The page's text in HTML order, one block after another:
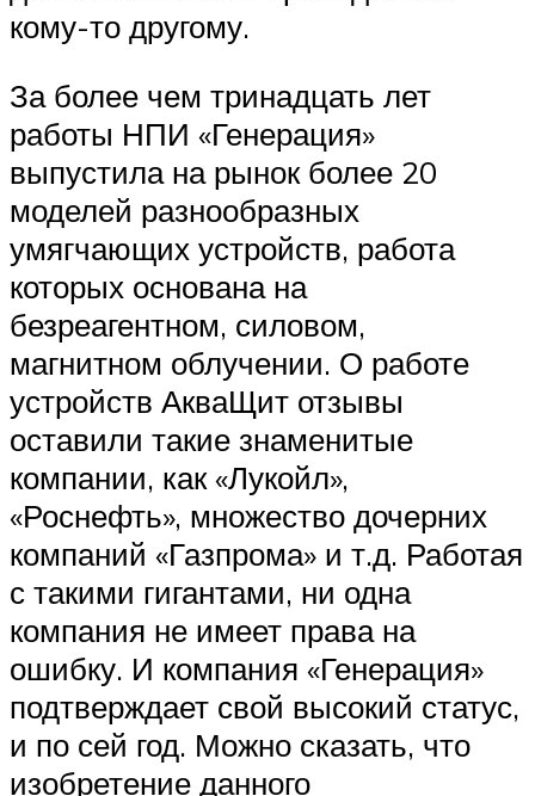
кому-то другому.
За более чем тринадцать лет
работы НПИ «Генерация»
выпустила на рынок более 20
моделей разнообразных
умягчающих устройств, работа
которых основана на
безреагентном, силовом,
магнитном облучении. О работе
устройств АкваЩит отзывы
оставили такие знаменитые
компании, как «Лукойл»,
«Роснефть», множество дочерних
компаний «Газпрома» и т.д. Работая
с такими гигантами, ни одна
компания не имеет права на
ошибку. И компания «Генерация»
подтверждает свой высокий статус,
и по сей год. Можно сказать, что
изобретение данного